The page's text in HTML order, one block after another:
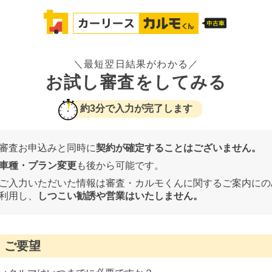
＼最短翌日結果がわかる／
お試し審査をしてみる
約3分で入力が完了します
査お申込みと同時に契約が確定することはございません。
種・プラン変更も後から可能です。
入力いただいた情報は審査・カルモくんに関するご案内に
用し、
しつこい勧誘や営業はいたしません。
ご要望